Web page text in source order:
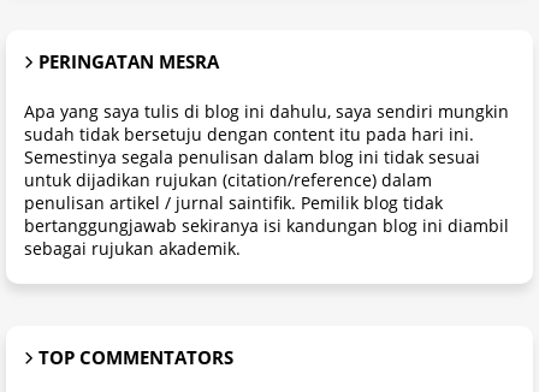
PERINGATAN MESRA
Apa yang saya tulis di blog ini dahulu, saya sendiri mungkin
sudah tidak bersetuju dengan content itu pada hari ini.
Semestinya segala penulisan dalam blog ini tidak sesuai
untuk dijadikan rujukan (citation/reference) dalam
penulisan artikel / jurnal saintifik. Pemilik blog tidak
bertanggungjawab sekiranya isi kandungan blog ini diambil
sebagai rujukan akademik.
TOP COMMENTATORS